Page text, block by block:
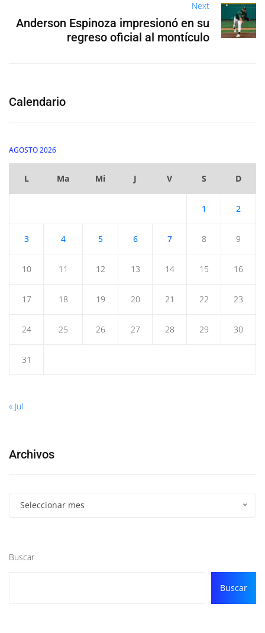
Next
Anderson Espinoza impresionó en su
regreso oficial al montículo
Calendario
AGOSTO 2026
L Ma Mi J V S D
1 2
3 4 5 6 7 8 9
10 11 12 13 14 15 16
17 18 19 20 21 22 23
24 25 26 27 28 29 30
31
« Jul
Archivos
Seleccionar mes
Buscar
Buscar